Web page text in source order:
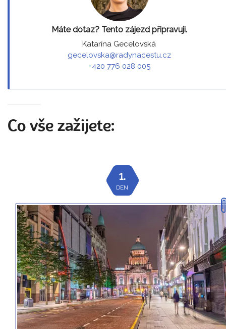
Máte dotaz? Tento zájezd připravuji.
Katarína Gecelovská
gecelovska@radynacestu.cz
+420 776 028 005
Co vše zažijete:
1.
DEN